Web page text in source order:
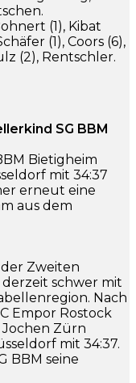
(1), Kibat
(1), Coors (6),
(2), Rentschler.
SG BBM
Bietigheim
mit 34:37
erneut eine
aus dem
Zweiten
schwer mit
Nach
Empor Rostock
Zürn
mit 34:37.
BBM seine